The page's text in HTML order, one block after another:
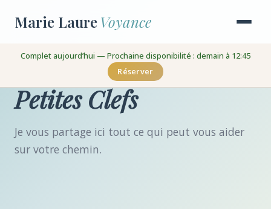
Marie LaureVoyance
Complet aujourd’hui — Prochaine disponibilité : demain à 12:45
Réserver
Petites Clefs
Je vous partage ici tout ce qui peut vous aider
sur votre chemin.